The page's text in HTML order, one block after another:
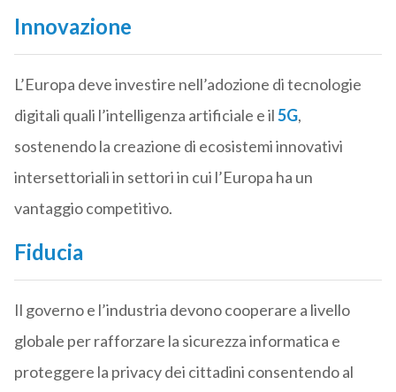
Innovazione
L’Europa deve investire nell’adozione di tecnologie
digitali quali l’intelligenza artificiale e il5G,
sostenendo la creazione di ecosistemi innovativi
intersettoriali in settori in cui l’Europa ha un
vantaggio competitivo.
Fiducia
Il governo e l’industria devono cooperare a livello
globale per rafforzare la sicurezza informatica e
proteggere la privacy dei cittadini consentendo al